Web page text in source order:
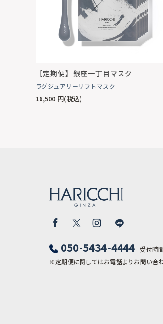
【定期便】銀座一丁目マスク
ラグジュアリーリフトマスク
16,500 円(税込)
050-5434-4444
受付時
※定期便に関してはお電話よりお問い合わ